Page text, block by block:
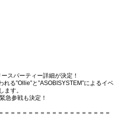
スパーティー詳細が決定！
る”Ollie”と”ASOBISYSTEM”によるイベ
ます。
急参戦も決定！
＝＝＝＝＝＝＝＝＝＝＝＝＝＝＝＝＝＝